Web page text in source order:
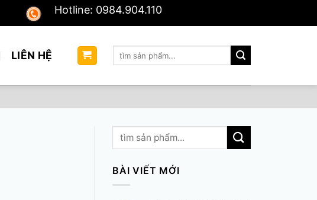
Hotline: 0984.904.110
LIÊN HỆ
Tìm
BÀI VIẾT MỚI